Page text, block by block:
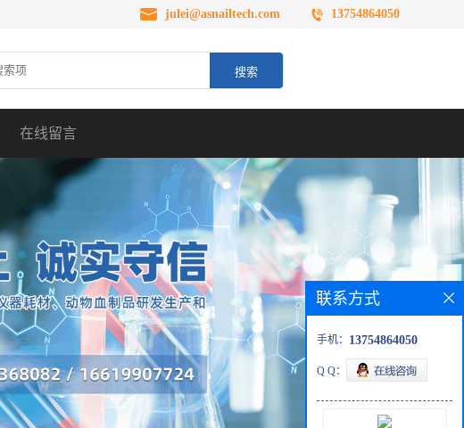
julei@asnailtech.com 13754864050
在线留言
联系方式
手机： 13754864050
Q Q：